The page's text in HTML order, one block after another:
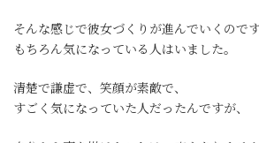
そんな感じで彼女づくりが進んでいくのです
もちろん気になっている人はいました。
清楚で謙虚で、笑顔が素敵で、
すごく気になっていた人だったんですが、